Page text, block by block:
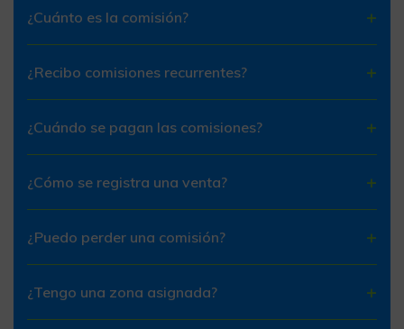
¿Cuánto es la comisión?
¿Recibo comisiones recurrentes?
¿Cuándo se pagan las comisiones?
¿Cómo se registra una venta?
¿Puedo perder una comisión?
¿Tengo una zona asignada?